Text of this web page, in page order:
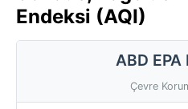
Endeksi (AQI)
ABD
Çevre